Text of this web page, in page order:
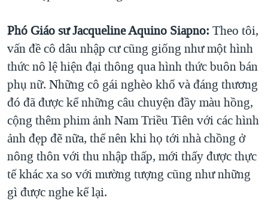
Phó Giáo sư Jacqueline Aquino Siapno: Theo tôi,
vấn đề cô dâu nhập cư cũng giống như một hình
thức nô lệ hiện đại thông qua hình thức buôn bán
phụ nữ. Những cô gái nghèo khổ và đáng thương
đó đã được kể những câu chuyện đầy màu hồng,
cộng thêm phim ảnh Nam Triều Tiên với các hình
ảnh đẹp đẽ nữa, thế nên khi họ tới nhà chồng ở
nông thôn với thu nhập thấp, mới thấy được thực
tế khác xa so với mường tượng cũng như những
gì được nghe kể lại.